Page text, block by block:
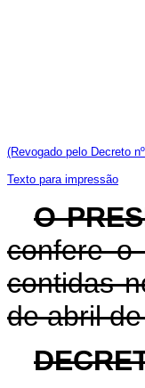
(Revogado pelo Decreto
Texto para impressão
O
confere o
contidas
de abril